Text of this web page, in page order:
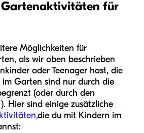
für
Möglichkeiten für
als wir oben beschrieben
oder Teenager hast, die
im Garten sind nur durch die
(oder durch den
Hier sind einige zusätzliche
die du mit Kindern im